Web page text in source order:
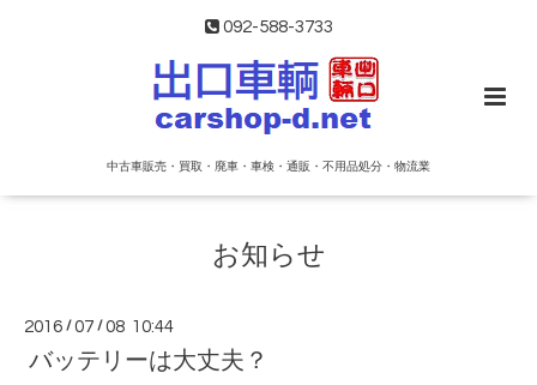
092-588-3733
中古車販売・買取・廃車・車検・通販・不用品処分・物流業
お知らせ
2016 /07 /08 10:44
バッテリーは大丈夫？